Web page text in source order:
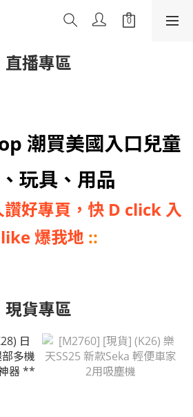
直播專區
潮買美國入口兒童
玩具、用品
好專頁，快 D click 入
爆我地 ::
現貨專區